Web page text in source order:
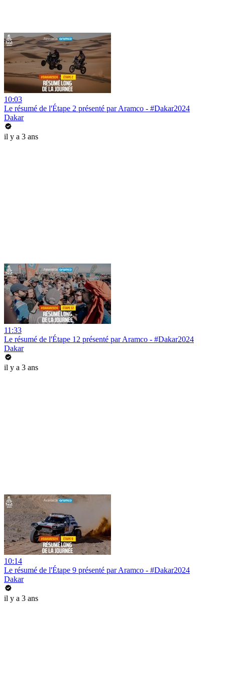
10:03
Le résumé de l'Étape 2 présenté par Aramco - #Dakar2024
Dakar
il y a 3 ans
11:33
Le résumé de l'Étape 12 présenté par Aramco - #Dakar2024
Dakar
il y a 3 ans
10:14
Le résumé de l'Étape 9 présenté par Aramco - #Dakar2024
Dakar
il y a 3 ans